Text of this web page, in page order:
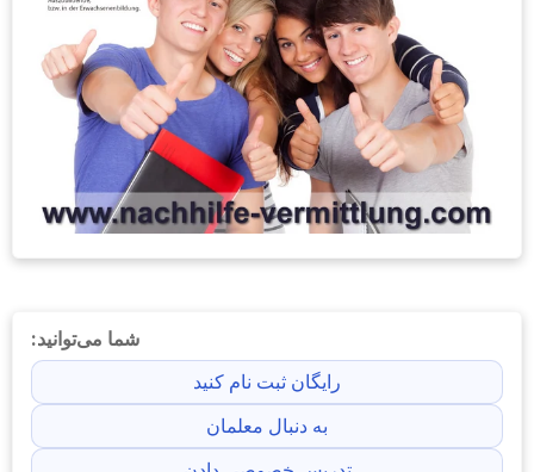
شما می‌توانید:
رایگان ثبت نام کنید
به دنبال معلمان